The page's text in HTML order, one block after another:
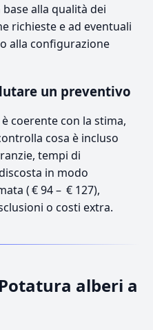
alla qualità dei
richieste e ad eventuali
alla configurazione
un preventivo
coerente con la stima,
cosa è incluso
tempi di
in modo
( € 94 – € 127),
o costi extra.
alberi a